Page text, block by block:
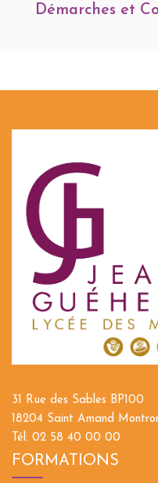
Démarches et
31 Rue des Sables BP100
18204 Saint Amand
Tél: 02 58 40 00 00
FORMATIONS